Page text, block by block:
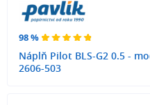
98 %
Náplň Pilot BLS-G2 0.5 -
2606-503